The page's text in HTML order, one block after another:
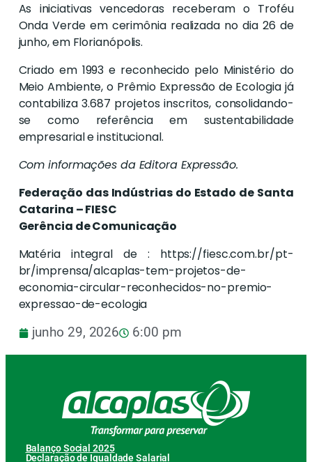
As iniciativas vencedoras receberam o Troféu
Onda Verde em cerimônia realizada no dia 26 de
junho, em Florianópolis.
Criado em 1993 e reconhecido pelo Ministério do
Meio Ambiente, o Prêmio Expressão de Ecologia já
contabiliza 3.687 projetos inscritos, consolidando-
se como referência em sustentabilidade
empresarial e institucional.
Com informações da Editora Expressão.
Federação das Indústrias do Estado de Santa
Catarina – FIESC
Gerência de Comunicação
Matéria integral de : https://fiesc.com.br/pt-
br/imprensa/alcaplas-tem-projetos-de-
economia-circular-reconhecidos-no-premio-
expressao-de-ecologia
junho 29, 2026 6:00 pm
Balanço Social 2025
Declaração de Igualdade Salarial